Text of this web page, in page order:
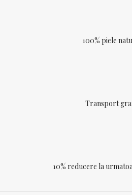
100% piele
Transport
10% reducere la